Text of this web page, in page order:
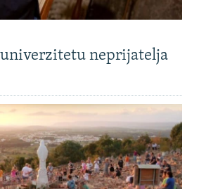
neprijatelja